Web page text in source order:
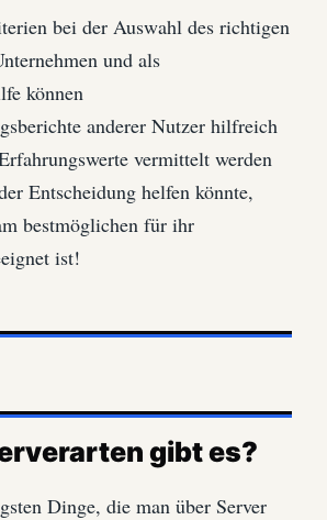
bei der Auswahl des richtigen
und als
können
anderer Nutzer hilfreich
vermittelt werden
Entscheidung helfen könnte,
bestmöglichen für ihr
ist!
gibt es?
Dinge, die man über Server